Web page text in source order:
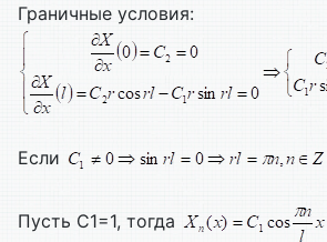
Граничные условия:
Если
Пусть С1=1, тогда